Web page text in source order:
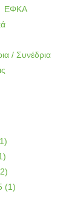
ΕΦΚΑ
/ Συνέδρια
(1)